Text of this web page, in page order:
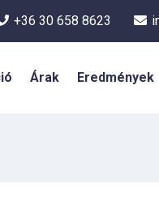
+36 30 658 8623
Árak Eredmények